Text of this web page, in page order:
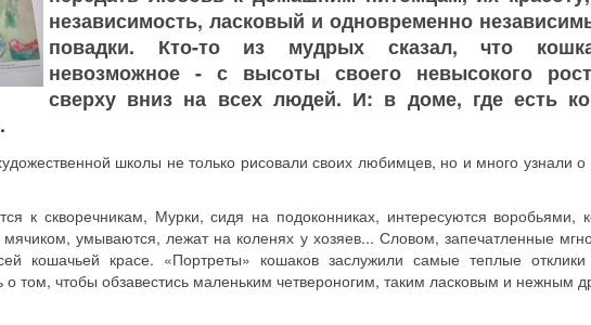
независимость, ласковый и одновременно
повадки. Кто-то из мудрых сказал, что
невозможное - с высоты своего невысокого
сверху вниз на всех людей. И: в доме, где есть
школы не только рисовали своих любимцев, но и много узнали
к скворечникам, Мурки, сидя на подоконниках, интересуются воробьями,
умываются, лежат на коленях у хозяев... Словом, запечатленные
кошачьей красе. «Портреты» кошаков заслужили самые теплые
том, чтобы обзавестись маленьким четвероногим, таким ласковым и нежным